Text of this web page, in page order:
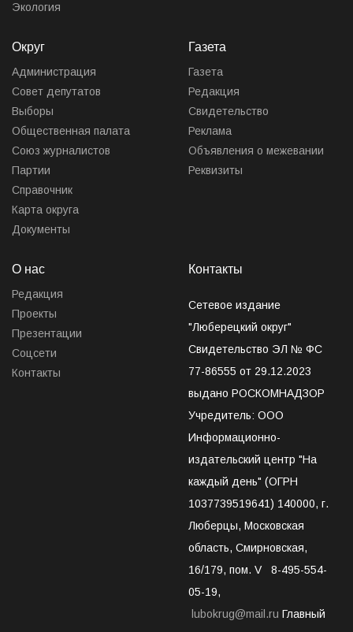
Экология
Округ
Администрация
Совет депутатов
Выборы
Общественная палата
Союз журналистов
Партии
Справочник
Карта округа
Документы
Газета
Газета
Редакция
Свидетельство
Реклама
Объявления о межевании
Реквизиты
О нас
Редакция
Проекты
Презентации
Соцсети
Контакты
Контакты
Сетевое издание
"Люберецкий округ"
Свидетельство ЭЛ № ФС
77-86555 от 29.12.2023
выдано РОСКОМНАДЗОР
Учредитель: ООО
Информационно-
издательский центр "На
каждый день" (ОГРН
1037739519641) 140000, г.
Люберцы, Московская
область, Смирновская,
16/179, пом. V 8-495-554-
05-19,
lubokrug@mail.ru Главный